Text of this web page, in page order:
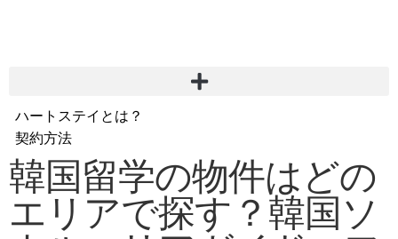
ハートステイとは？
契約方法
韓国不動産情報
サービス費用
よくある質問
Heartee
韓国留学の物件はどの
エリアで探す？韓国ソ